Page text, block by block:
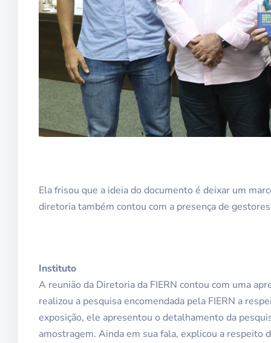
Ela frisou que a ideia do documento é deixar um
diretoria também contou com a presença de
Instituto
A reunião da Diretoria da FIERN contou com uma
realizou a pesquisa encomendada pela FIERN a
exposição, ele apresentou o detalhamento da
amostragem. Ainda em sua fala, explicou a respeito